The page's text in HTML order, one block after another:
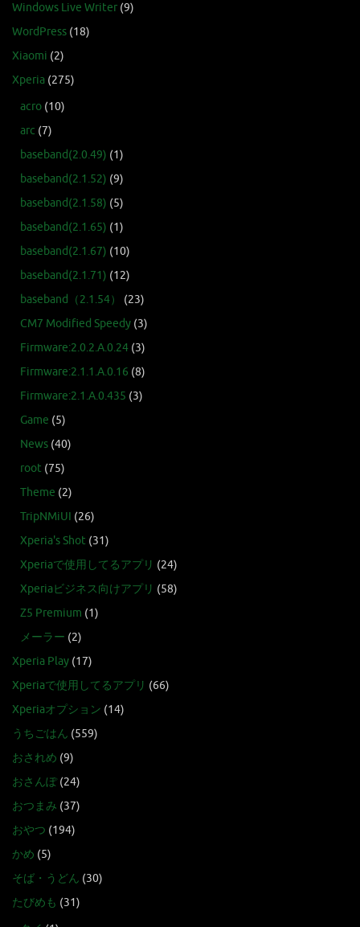
Windows Live Writer (9)
WordPress (18)
Xiaomi (2)
Xperia (275)
acro (10)
arc (7)
baseband(2.0.49) (1)
baseband(2.1.52) (9)
baseband(2.1.58) (5)
baseband(2.1.65) (1)
baseband(2.1.67) (10)
baseband(2.1.71) (12)
baseband（2.1.54）
(23)
CM7 Modified Speedy (3)
Firmware:2.0.2.A.0.24 (3)
Firmware:2.1.1.A.0.16 (8)
Firmware:2.1.A.0.435 (3)
Game (5)
News (40)
root (75)
Theme (2)
TripNMiUI (26)
Xperia's Shot (31)
Xperiaで使用してるアプリ (24)
Xperiaビジネス向けアプリ (58)
Z5 Premium (1)
メーラー (2)
Xperia Play (17)
Xperiaで使用してるアプリ (66)
Xperiaオプション (14)
うちごはん (559)
おされめ (9)
おさんぽ(24)
おつまみ (37)
おやつ (194)
かめ (5)
そば・うどん (30)
たびめも (31)